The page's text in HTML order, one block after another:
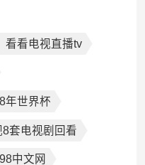
看看电视直播tv
年世界杯
8套电视剧回看
中文网